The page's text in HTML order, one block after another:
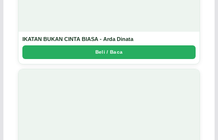
IKATAN BUKAN CINTA BIASA - Arda Dinata
Beli / Baca